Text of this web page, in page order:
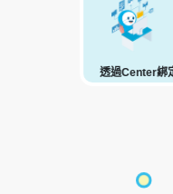
透過Center綁